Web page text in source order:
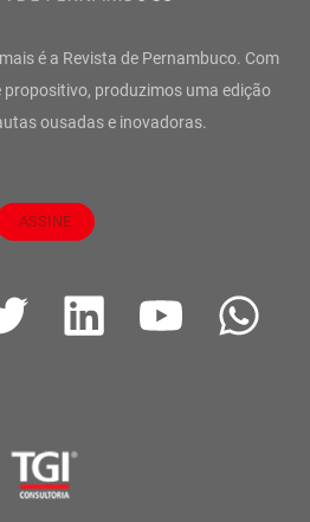
é a Revista de Pernambuco. Com
produzimos uma edição
ousadas e inovadoras.
ASSINE
T
t
L
Y
W